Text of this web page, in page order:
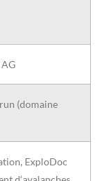
(domaine
ExploDoc